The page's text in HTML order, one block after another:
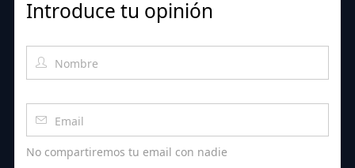
Introduce tu opinión
No compartiremos tu email con nadie